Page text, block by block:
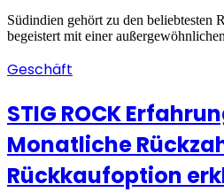
Südindien gehört zu den beliebtesten
begeistert mit einer
Geschäft
STIG ROCK
Monatliche
Rückkaufoption